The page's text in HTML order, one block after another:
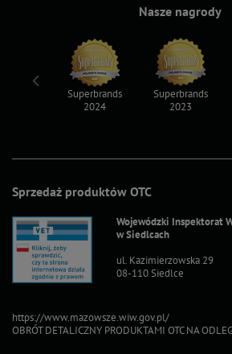
Sprzedaż produktów OTC
Wojewódzki Inspektorat
w Siedlcach
ul. Kazimierzowska 29
08-110 Siedlce
https://www.mazowsze.wiw.gov.pl/
OBRÓT DETALICZNY PRODUKTAMI OTC NA
Nasze nagrody
Superbrands
2024
Superbrands
2023